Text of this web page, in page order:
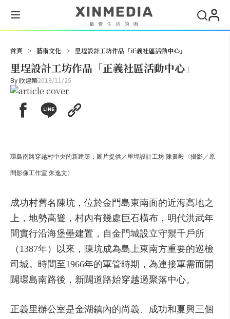
首頁 > 藝術文化 > 里埕設計工坊作品「正義社區活動中心」
里埕設計工坊作品「正義社區活動中心」
By欣建築2019/11/25
環島南路穿越村中央的新建築；圖片提供／里埕設計工坊 陳書毅〈攝影／原
間影像工作室 朱逸文〉
成功村舊名陳坑，位於金門島東南面的近海高地之
上，地勢高聳，村內有幾處巨石橫布，明代洪武年
間實行沿海堡壘建置，自金門城設立守禦千戶所
（1387年）以來，陳坑成為島上東南方重要的巡檢
司城。時間至1966年的軍管時期，為連接軍需而開
闢環島南路後，新闢道路始穿越過聚落中心。
正義里辦公室是金湖鎮內的尚義、成功和夏興三個